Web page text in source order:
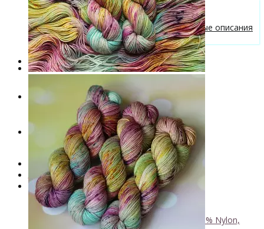
Бесплатные описания моделей
Вязальные лайфхаки
Галерея вязаных изделий и бесплатные описания
от VizEll
Скидки
Новинки
. . .
Книги по окрашиванию пряжи
Лимитированная коллекция пряжи
Пряжа ручного крашения VizEll+
- Luxury Collection
- Кид мохер, альпака+
↘ KidLace, 70% Kid Mohair 30% Nylon,